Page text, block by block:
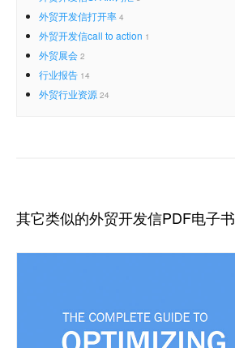
外贸开发信打开率 4
外贸开发信call to action 1
外贸展会 2
行业报告 14
外贸行业资源 24
其它类似的外贸开发信PDF电子书